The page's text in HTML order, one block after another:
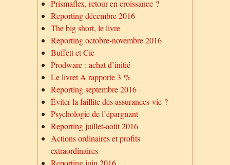
Prismaflex, retour en croissance ?
Reporting décembre 2016
The big short, le livre
Reporting octobre-novembre 2016
Buffett et Cie
Prodware : achat d’initié
Le livret A rapporte 3 %
Reporting septembre 2016
Éviter la faillite des assurances-vie ?
Psychologie de l’épargnant
Reporting juillet-août 2016
Actions ordinaires et profits
extraordinaires
Reporting juin 2016